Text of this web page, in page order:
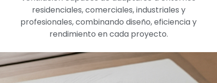
residenciales, comerciales, industriales y
profesionales, combinando diseño, eficiencia y
rendimiento en cada proyecto.